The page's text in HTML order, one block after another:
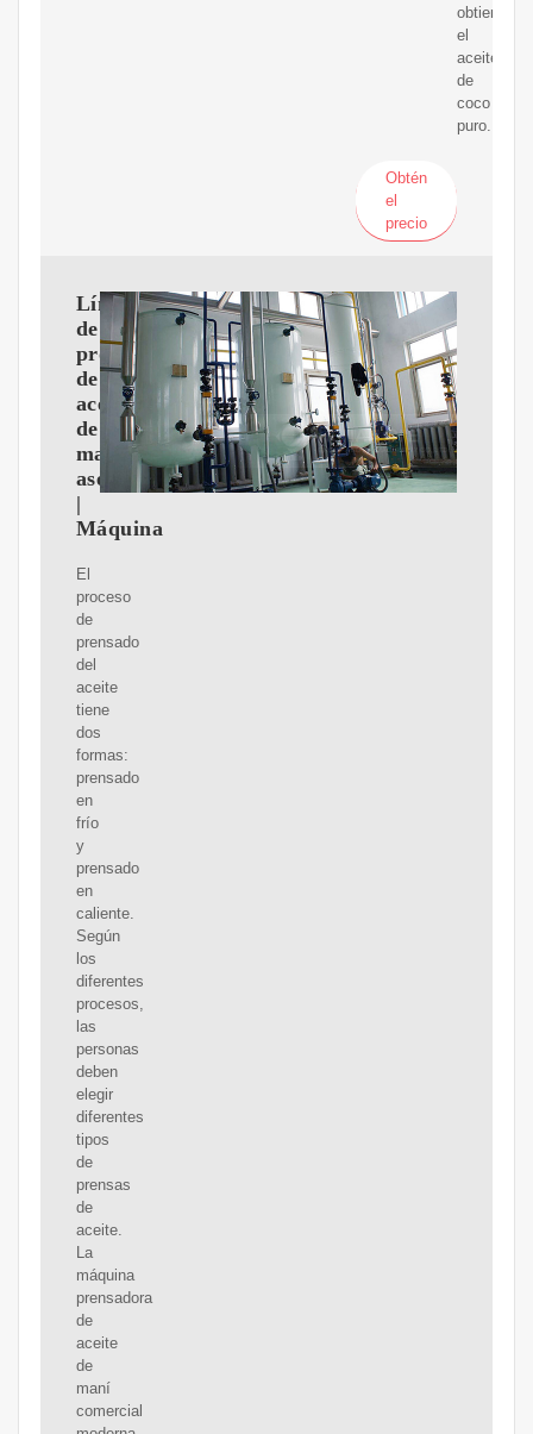
obtiene
el
aceite
de
coco
puro.
Obtén
el
precio
Línea
de
producción
de
aceite
de
maní
asequible
|
Máquina
El
proceso
de
prensado
del
aceite
tiene
dos
formas:
prensado
en
frío
y
prensado
en
caliente.
Según
los
diferentes
procesos,
las
personas
deben
elegir
diferentes
tipos
de
prensas
de
aceite.
La
máquina
prensadora
de
aceite
de
maní
comercial